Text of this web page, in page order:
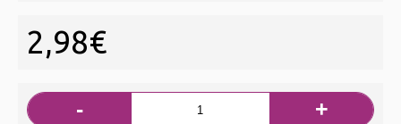
2,98€
- +